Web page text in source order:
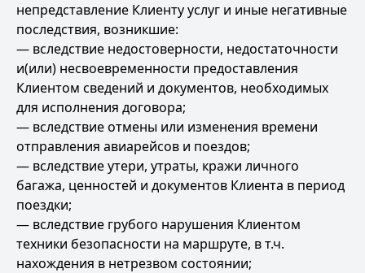
непредставление Клиенту услуг и иные негативные
последствия, возникшие:
— вследствие недостоверности, недостаточности
и(или) несвоевременности предоставления
Клиентом сведений и документов, необходимых
для исполнения договора;
— вследствие отмены или изменения времени
отправления авиарейсов и поездов;
— вследствие утери, утраты, кражи личного
багажа, ценностей и документов Клиента в период
поездки;
— вследствие грубого нарушения Клиентом
техники безопасности на маршруте, в т.ч.
нахождения в нетрезвом состоянии;